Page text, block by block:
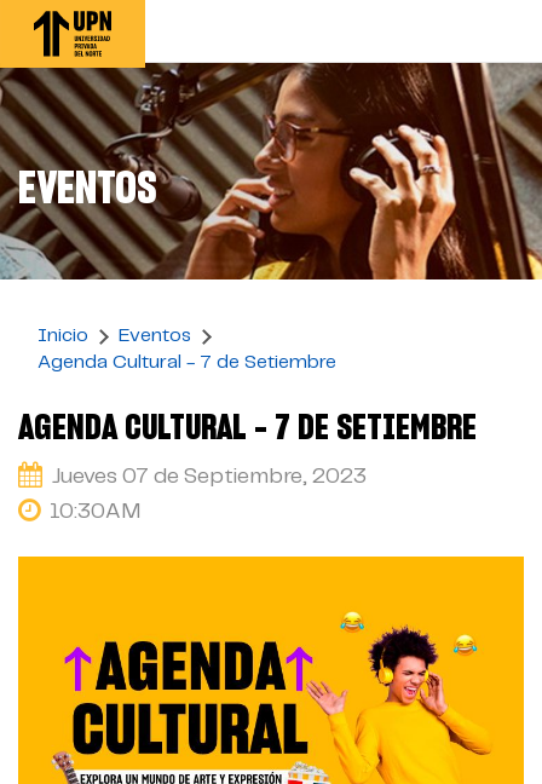
Pasar
contenido
principal
EVENTOS
Inicio
Eventos
Agenda Cultural - 7 de Setiembre
AGENDA CULTURAL - 7 DE SETIEMBRE
Jueves 07 de Septiembre, 2023
10:30AM